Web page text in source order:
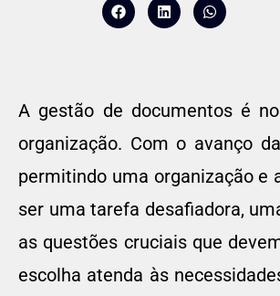
A gestão de documentos é
organização. Com o avanço
permitindo uma organização e
ser uma tarefa desafiadora,
as questões cruciais que
escolha atenda às